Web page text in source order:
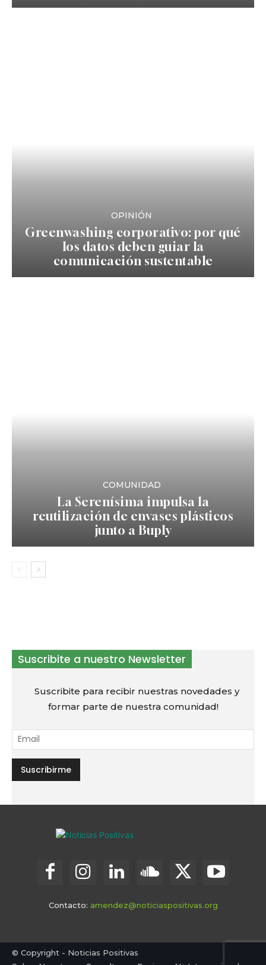
OPINIÓN
Greenwashing corporativo: por qué
los datos deben guiar la
comunicación sustentable
COMUNIDAD
La Serenísima impulsa la
reutilización de envases plásticos
junto a Buply
Suscribite a nuestro Newsletter
Suscribite para recibir nuestras novedades y
formar parte de nuestra comunidad!
Contacto: amendez@noticiaspositivas.org
© Copyright - Noticias Positivas